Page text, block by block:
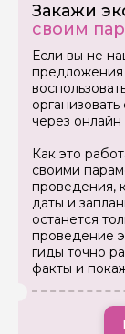
Закажи
своим
Если вы не
предложения
через онлайн
Как это
своими
проведения,
даты и
останется
проведение
гиды точно
факты и